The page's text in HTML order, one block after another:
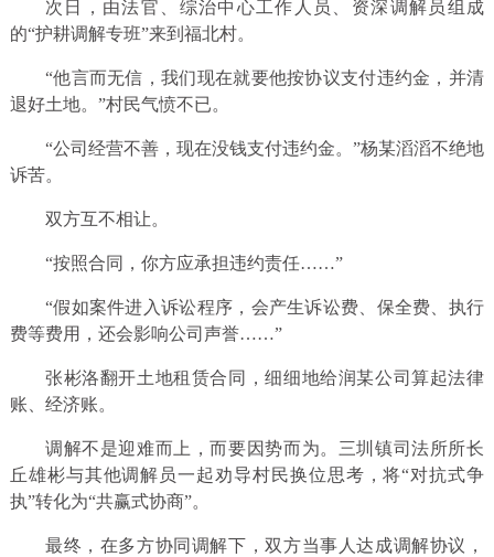
次日，由法官、综治中心工作人员、资深调解员组成
的“护耕调解专班”来到福北村。
“他言而无信，我们现在就要他按协议支付违约金，并清
退好土地。”村民气愤不已。
“公司经营不善，现在没钱支付违约金。”杨某滔滔不绝地
诉苦。
双方互不相让。
“按照合同，你方应承担违约责任……”
“假如案件进入诉讼程序，会产生诉讼费、保全费、执行
费等费用，还会影响公司声誉……”
张彬洛翻开土地租赁合同，细细地给润某公司算起法律
账、经济账。
调解不是迎难而上，而要因势而为。三圳镇司法所所长
丘雄彬与其他调解员一起劝导村民换位思考，将“对抗式争
执”转化为“共赢式协商”。
最终，在多方协同调解下，双方当事人达成调解协议，